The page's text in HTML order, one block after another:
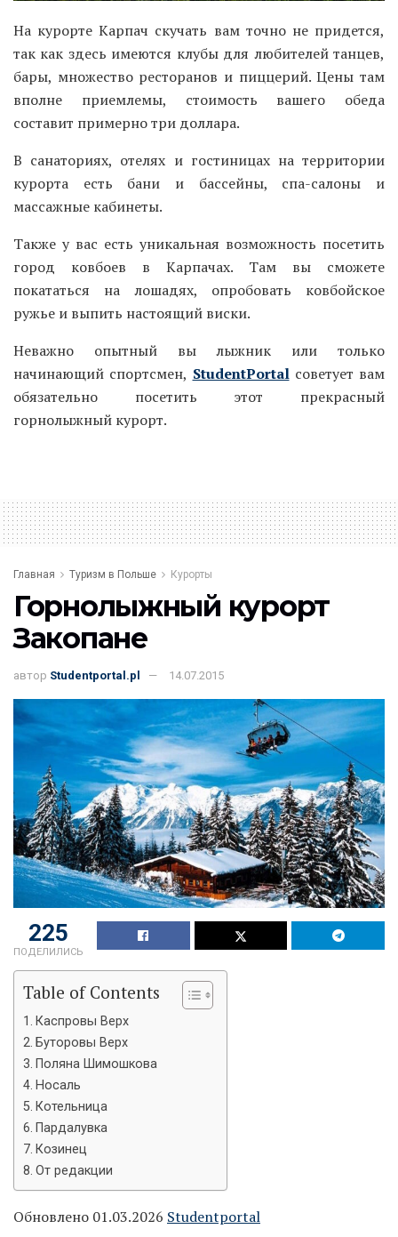
На курорте Карпач скучать вам точно не придется,
так как здесь имеются клубы для любителей танцев,
бары, множество ресторанов и пиццерий. Цены там
вполне приемлемы, стоимость вашего обеда
составит примерно три доллара.
В санаториях, отелях и гостиницах на территории
курорта есть бани и бассейны, спа-салоны и
массажные кабинеты.
Также у вас есть уникальная возможность посетить
город ковбоев в Карпачах. Там вы сможете
покататься на лошадях, опробовать ковбойское
ружье и выпить настоящий виски.
Неважно опытный вы лыжник или только
начинающий спортсмен, StudentPortalсоветует вам
обязательно посетить этот прекрасный
горнолыжный курорт.
Главная Туризм в Польше Курорты
Горнолыжный курорт
Закопане
автор Studentportal.pl 14.07.2015
225
ПОДЕЛИЛИСЬ
Table of Contents
Каспровы Верх
Буторовы Верх
Поляна Шимошкова
Носаль
Котельница
Пардалувка
Козинец
От редакции
Обновлено 01.03.2026 Studentportal